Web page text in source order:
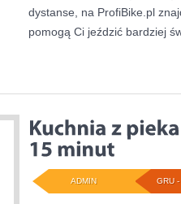
dystanse, na ProfiBike.pl
pomogą Ci jeździć bardziej
GRU
ADMIN